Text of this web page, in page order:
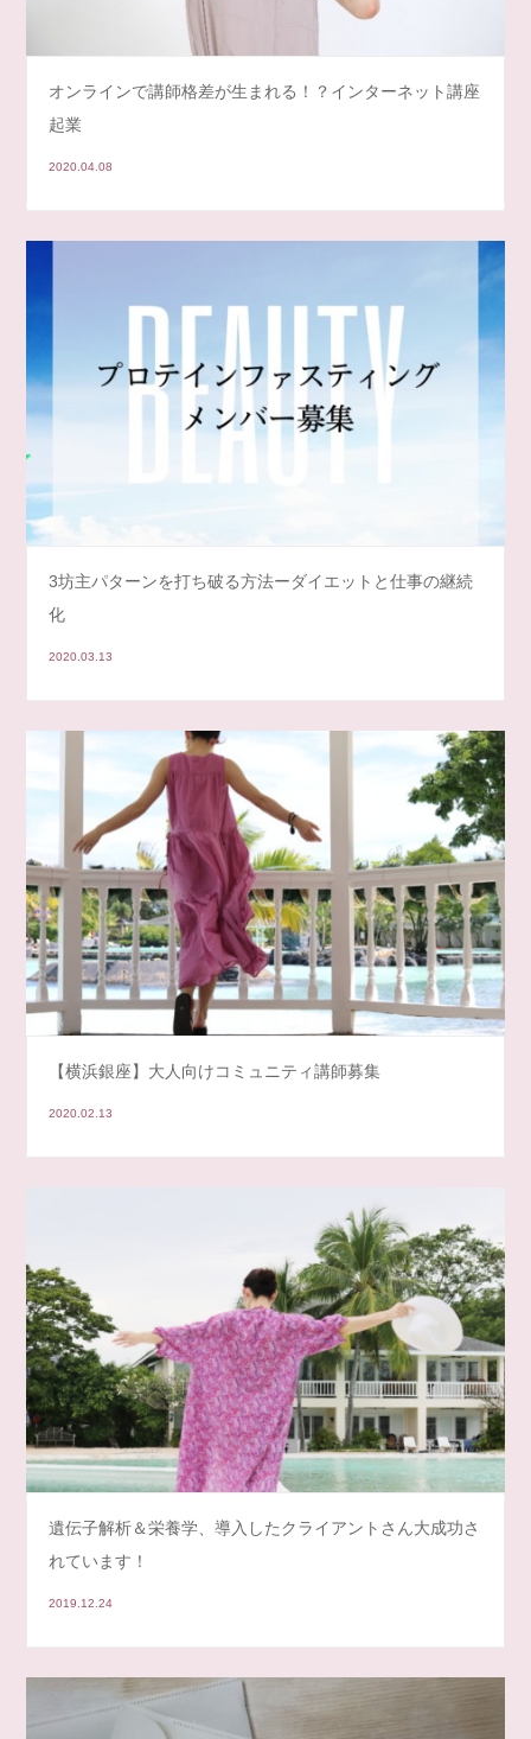
オンラインで講師格差が生まれる！？インターネット講座
起業
2020.04.08
3坊主パターンを打ち破る方法ーダイエットと仕事の継続
化
2020.03.13
【横浜銀座】大人向けコミュニティ講師募集
2020.02.13
遺伝子解析＆栄養学、導入したクライアントさん大成功さ
れています！
2019.12.24